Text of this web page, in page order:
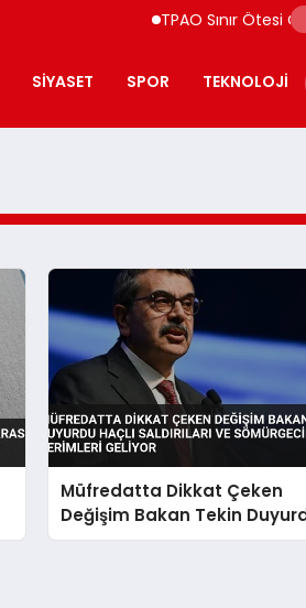
TPAO Sınır Ötesi
SIYASET SPOR TEKNOLOJI
Müfredatta Dikkat Çeken
Değişim Bakan Tekin
Haçlı Saldırıları ve